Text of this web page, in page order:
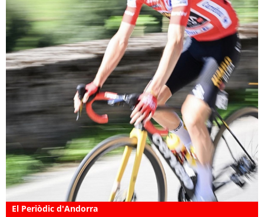
El Periòdic d'Andorra